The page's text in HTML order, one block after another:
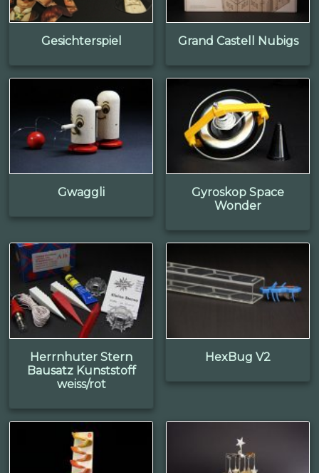
Gesichterspiel Grand Castell Nubigs
Gwaggli
Gyroskop Space
Wonder
Herrnhuter Stern
Bausatz Kunststoff
weiss/rot
HexBug V2